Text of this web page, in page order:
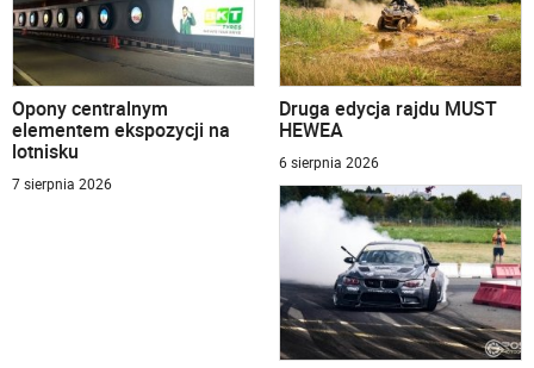
Opony centralnym
elementem ekspozycji na
lotnisku
7 sierpnia 2026
Druga edycja rajdu MUST
HEWEA
6 sierpnia 2026